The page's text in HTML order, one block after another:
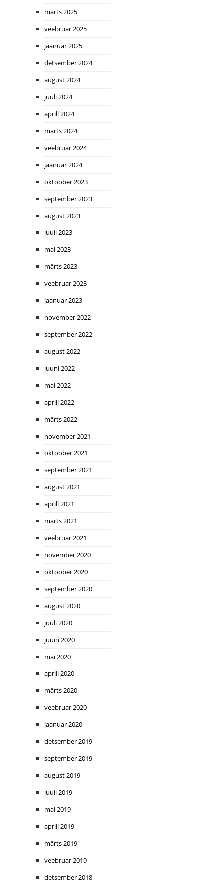
märts 2025
veebruar 2025
jaanuar 2025
detsember 2024
august 2024
juuli 2024
aprill 2024
märts 2024
veebruar 2024
jaanuar 2024
oktoober 2023
september 2023
august 2023
juuli 2023
mai 2023
märts 2023
veebruar 2023
jaanuar 2023
november 2022
september 2022
august 2022
juuni 2022
mai 2022
aprill 2022
märts 2022
november 2021
oktoober 2021
september 2021
august 2021
aprill 2021
märts 2021
veebruar 2021
november 2020
oktoober 2020
september 2020
august 2020
juuli 2020
juuni 2020
mai 2020
aprill 2020
märts 2020
veebruar 2020
jaanuar 2020
detsember 2019
september 2019
august 2019
juuli 2019
mai 2019
aprill 2019
märts 2019
veebruar 2019
detsember 2018